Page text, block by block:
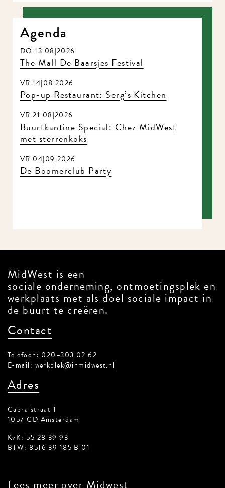
Agenda
DO 13|08|2026
The Mall De Baarsjes Festival
VR 14|08|2026
Pop-up Restaurant: Serg’s Kitchen
VR 21|08|2026
Buurtkantine Special: Chez MidWest
met sterrenkoks
VR 04|09|2026
De Boomerclub Party
MidWest is een
sociale onderneming, ontmoetingsplek en
werkplaats met als doel sociale impact in
de buurt te creëren.
Contact
Telefoon: 020–303 02 62
E-mail: werkplek@inmidwest.nl
Adres
Cabralstraat 1
1057 CD Amsterdam
KvK: 55 28 39 93
BTW: 8516 39 185 B 01